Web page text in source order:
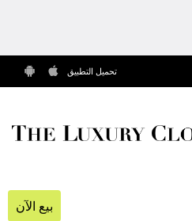
تحميل التطبيق
بيع الآن